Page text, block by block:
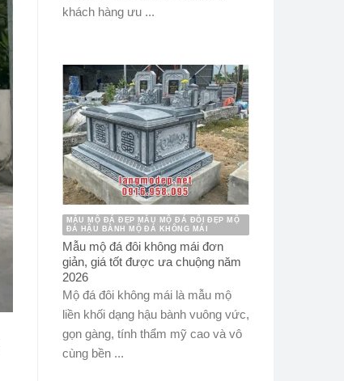
khách hàng ưu ...
MẪU MỘ ĐÁ ĐẸP MẪU MỘ ĐÁ ĐÔI ĐẸP MỘ
ĐÁ HẬU BÀNH MỘ ĐÁ KHÔNG MÁI
Mẫu mộ đá đôi không mái đơn
giản, giá tốt được ưa chuộng năm
2026
Mộ đá đôi không mái là mẫu mộ
liền khối dạng hậu bành vuông vức,
gọn gàng, tính thẩm mỹ cao và vô
cùng bền ...